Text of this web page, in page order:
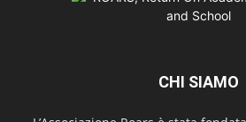
CHI SIAMO